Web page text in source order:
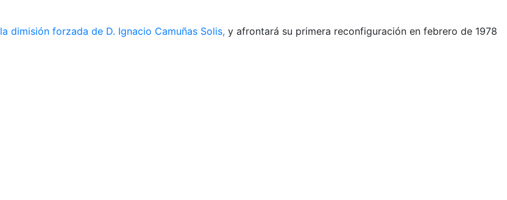
la dimisión forzada de D. Ignacio Camuñas Solis, y afrontará su primera reconfiguración en febrero de 1978